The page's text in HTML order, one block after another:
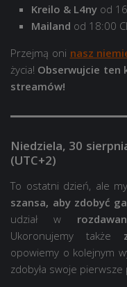
Kreilo & L4ny od
Mailand od 18:00
Przejmą oni nasz
życia! Obserwujcie ten
streamów!
Niedziela, 30
(UTC+2)
To ostatni dzień, ale
szansa, aby zdobyć
udział w
Ukoronujemy także
opowiemy o kolejnym
zdobyła swoje pierwsze